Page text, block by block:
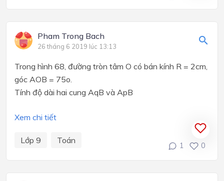
Pham Trong Bach
26 tháng 6 2019 lúc 13:13
Trong hình 68, đường tròn tâm O có bán kính R = 2cm,
góc AOB = 75o
Tính độ dài hai cung AqB và ApB
Xem chi tiết
Lớp 9 Toán
1 0